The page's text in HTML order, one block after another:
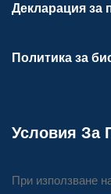
Декларация за
Политика за
Условия За
При използване